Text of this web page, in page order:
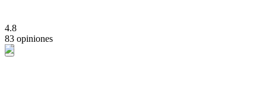
4.8
83 opiniones